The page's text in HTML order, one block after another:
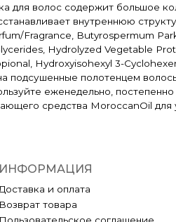
для волос содержит большое
внутреннюю
Fragrance, Butyrospermum
Hydrolyzed Vegetable
Hydroxyisohexyl 3-
подсушенные полотенцем
еженедельно,
средства MoroccanOil для
ИНФОРМАЦИЯ
и оплата
Возврат товара